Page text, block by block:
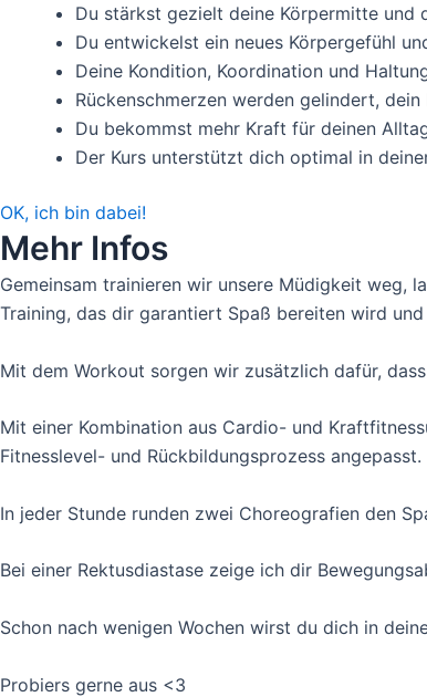
Du stärkst gezielt deine Körpermitte und
Du entwickelst ein neues Körpergefühl
Deine Kondition, Koordination und
Rückenschmerzen werden gelindert,
Du bekommst mehr Kraft für deinen
Der Kurs unterstützt dich optimal in
OK, ich bin dabei!
Mehr Infos
Gemeinsam trainieren wir unsere Müdigkeit weg,
Training, das dir garantiert Spaß bereiten wird
Mit dem Workout sorgen wir zusätzlich dafür,
Mit einer Kombination aus Cardio- und
Fitnesslevel- und Rückbildungsprozess angepasst.
In jeder Stunde runden zwei Choreografien den
Bei einer Rektusdiastase zeige ich dir
Schon nach wenigen Wochen wirst du dich in
Probiers gerne aus <3